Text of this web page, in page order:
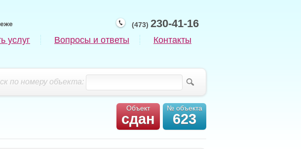
(473) 230-41-16
услуг Вопросы и ответы Контакты
по номеру объекта:
Объект
сдан
№ объекта
623